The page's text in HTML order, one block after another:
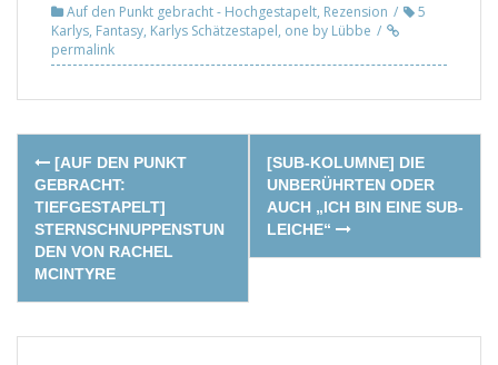
Auf den Punkt gebracht - Hochgestapelt, Rezension
5
Karlys, Fantasy, Karlys Schätzestapel, one by Lübbe
permalink
Post
navigation
[AUF DEN PUNKT
GEBRACHT:
TIEFGESTAPELT]
STERNSCHNUPPENSTUN
DEN VON RACHEL
MCINTYRE
[SUB-KOLUMNE] DIE
UNBERÜHRTEN ODER
AUCH „ICH BIN EINE SUB-
LEICHE“